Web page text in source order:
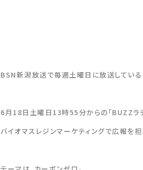
BSN新潟放送で毎週土曜日に放送している「
6月18日土曜日13時55分からの「BUZZラ
バイオマスレジンマーケティングで広報を